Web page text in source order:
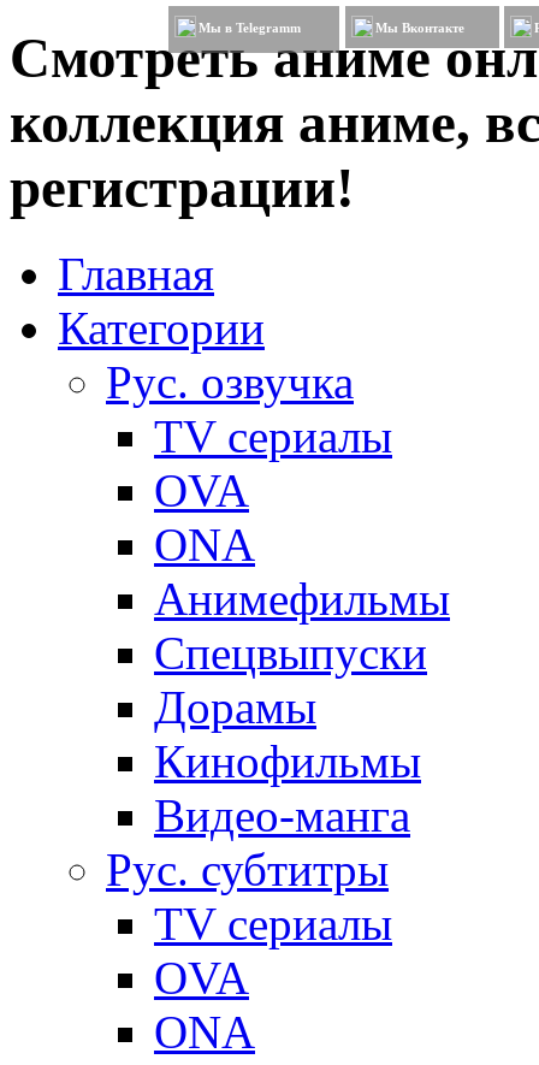
Смотреть аниме
коллекция аниме,
регистрации!
Мы в Telegramm Мы Вконтакте
Главная
Категории
Рус. озвучка
TV сериалы
OVA
ONA
Анимефильмы
Спецвыпуски
Дорамы
Кинофильмы
Видео-манга
Рус. субтитры
TV сериалы
OVA
ONA